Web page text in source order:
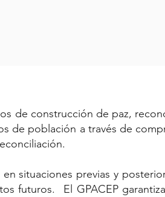
de construcción de paz,
de población a través de
situaciones previas y
futuros. El GPACEP